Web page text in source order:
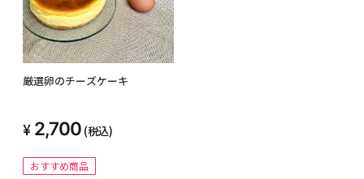
厳選卵のチーズケーキ
2,700 (税込)
おすすめ商品